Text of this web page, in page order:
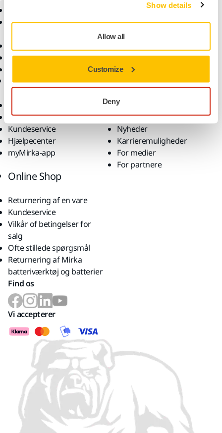
Show details
Allow all
Customize
Deny
Slibematerialer og
Superslibematerialer
Anvendelsesformål
Løsninger
Support
Garantibetingelser
Kundeservice
Hjælpecenter
myMirka-app
Virksomhed
Om os
Kontakt os
Nyheder
Karrieremuligheder
For medier
For partnere
Online Shop
Returnering af en vare
Kundeservice
Vilkår of betingelser for
salg
Ofte stillede spørgsmål
Returnering af Mirka
batteriværktøj og batterier
Find os
Vi accepterer